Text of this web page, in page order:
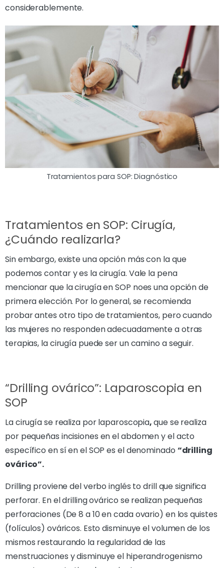
considerablemente.
Tratamientos para SOP: Diagnóstico
Tratamientos en SOP: Cirugía,
¿Cuándo realizarla?
Sin embargo, existe una opción más con la que
podemos contar y es la cirugía. Vale la pena
mencionar que la cirugía en SOP noes una opción de
primera elección. Por lo general, se recomienda
probar antes otro tipo de tratamientos, pero cuando
las mujeres no responden adecuadamente a otras
terapias, la cirugía puede ser un camino a seguir.
“Drilling ovárico”: Laparoscopia en
SOP
La cirugía se realiza por laparoscopia,que se realiza
por pequeñas incisiones en el abdomen y el acto
específico en sí en el SOP es el denominado “drilling
ovárico”.
Drilling proviene del verbo inglés to drill que significa
perforar. En el drilling ovárico se realizan pequeñas
perforaciones (De 8 a 10 en cada ovario) en los quistes
(folículos) ováricos. Esto disminuye el volumen de los
mismos restaurando la regularidad de las
menstruaciones y disminuye el hiperandrogenismo